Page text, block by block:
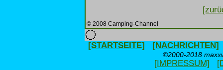
© 2008 Camping-Channel
[STARTSEITE] [NACHRICHTEN]
©2000-2018
[IMPRESSUM]